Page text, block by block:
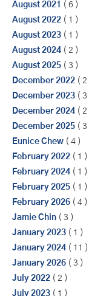
August 2021
( 6 )
August 2022 ( 1 )
August 2023 ( 1 )
August 2024 ( 2 )
August 2025 ( 3 )
December 2022 ( 2
December 2023 ( 3
December 2024 ( 2
December 2025 ( 3
Eunice Chew ( 4 )
February 2022 ( 1 )
February 2024 ( 1 )
February 2025 ( 1 )
February 2026 ( 4 )
Jamie Chin ( 3 )
January 2023 ( 1 )
January 2024 ( 11 )
January 2026 ( 3 )
July 2022 ( 2 )
July 2023 ( 1 )